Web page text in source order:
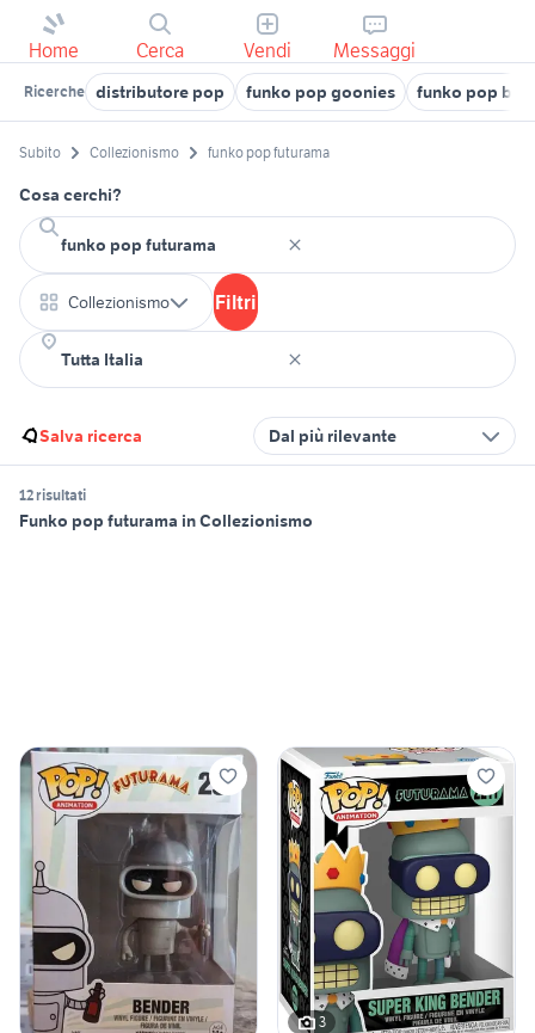
Home Cerca Vendi Messaggi
Ricerche distributore pop funko pop goonies funko pop
Subito Collezionismo funko pop futurama
Cosa cerchi?
Collezionismo Filtri
Salva ricerca Dal più rilevante
12 risultati
Funko pop futurama in Collezionismo
3